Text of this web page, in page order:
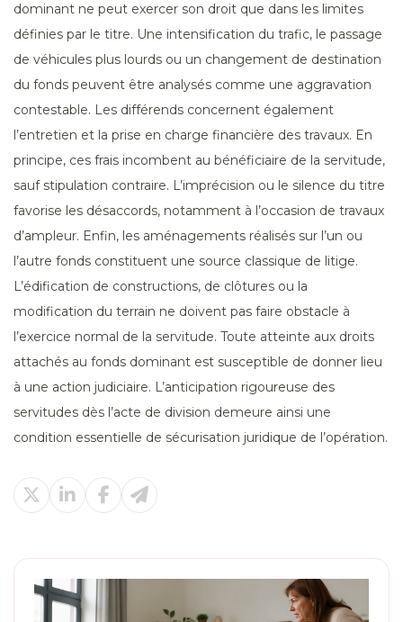
dominant ne peut exercer son droit que dans les limites
définies par le titre. Une intensification du trafic, le passage
de véhicules plus lourds ou un changement de destination
du fonds peuvent être analysés comme une aggravation
contestable. Les différends concernent également
l’entretien et la prise en charge financière des travaux. En
principe, ces frais incombent au bénéficiaire de la servitude,
sauf stipulation contraire. L’imprécision ou le silence du titre
favorise les désaccords, notamment à l’occasion de travaux
d’ampleur. Enfin, les aménagements réalisés sur l’un ou
l’autre fonds constituent une source classique de litige.
L’édification de constructions, de clôtures ou la
modification du terrain ne doivent pas faire obstacle à
l’exercice normal de la servitude. Toute atteinte aux droits
attachés au fonds dominant est susceptible de donner lieu
à une action judiciaire. L’anticipation rigoureuse des
servitudes dès l’acte de division demeure ainsi une
condition essentielle de sécurisation juridique de l’opération.